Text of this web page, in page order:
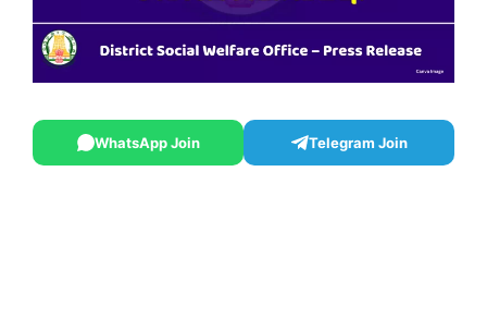
WhatsApp Join Telegram Join